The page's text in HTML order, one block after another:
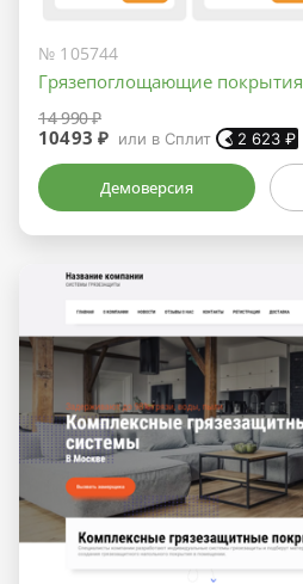
№ 105744
Грязепоглощающие покрытия
14 990 ₽
10493 ₽ или в Сплит 2 623 ₽
Демоверсия